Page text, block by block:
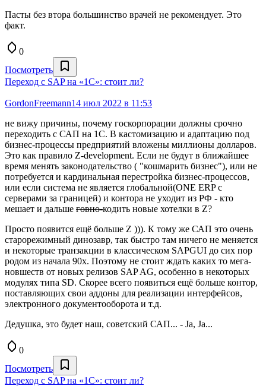
Пасты без втора большинство врачей не рекомендует. Это
факт.
0
Посмотреть
Переход с SAP на «1С»: стоит ли?
GordonFreemann14 июл 2022 в 11:53
не вижу причины, почему госкорпорации должны срочно
переходить с САП на 1C. В кастомизацию и адаптацию под
бизнес-процессы предприятий вложены миллионы долларов.
Это как правило Z-development. Если не будут в ближайшее
время менять законодательство ( "кошмарить бизнес"), или не
потребуется и кардинальная перестройка бизнес-процессов,
или если система не является глобальной(ONE ERP с
серверами за границей) и контора не уходит из РФ - кто
мешает и дальше говно-кодить новые хотелки в Z?
Просто появится ещё больше Z ))). К тому же САП это очень
старорежимный динозавр, так быстро там ничего не меняется
и некоторые транзакции в классическом SAPGUI до сих пор
родом из начала 90х. Поэтому не стоит ждать каких то мега-
новшеств от новых релизов SAP AG, особенно в некоторых
модулях типа SD. Скорее всего появиться ещё больше контор,
поставляющих свои аддоны для реализации интерфейсов,
электронного документооборота и т.д.
Дедушка, это будет наш, советский САП... - Ja, Ja...
0
Посмотреть
Переход с SAP на «1С»: стоит ли?